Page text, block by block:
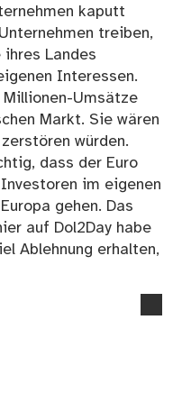
kaputt
treiben,
Landes
Interessen.
Millionen-Umsätze
Markt. Sie wären
würden.
dass der Euro
im eigenen
gehen. Das
auf Dol2Day habe
Ablehnung erhalten,